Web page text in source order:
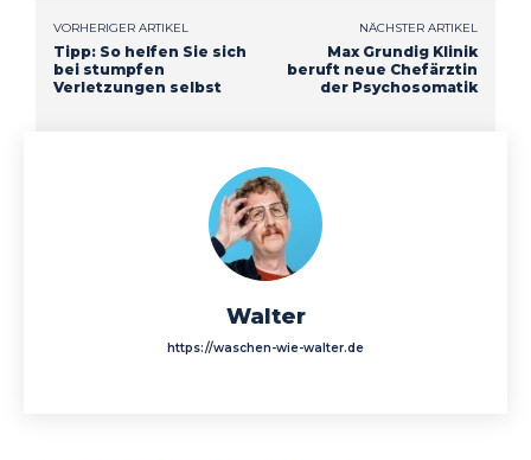
VORHERIGER ARTIKEL
Tipp: So helfen Sie sich
bei stumpfen
Verletzungen selbst
NÄCHSTER ARTIKEL
Max Grundig Klinik
beruft neue Chefärztin
der Psychosomatik
Walter
https://waschen-wie-walter.de